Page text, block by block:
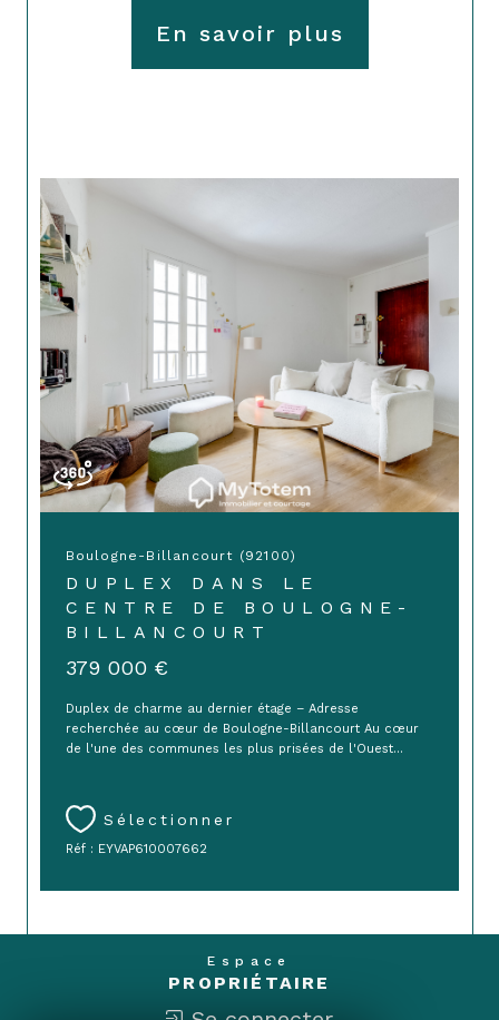
En savoir plus
Boulogne-Billancourt (92100)
DUPLEX DANS LE
CENTRE DE BOULOGNE-
BILLANCOURT
379 000 €
Duplex de charme au dernier étage – Adresse
recherchée au cœur de Boulogne-Billancourt Au cœur
de l'une des communes les plus prisées de l'Ouest...
Sélectionner
Réf : EYVAP610007662
Espace
PROPRIÉTAIRE